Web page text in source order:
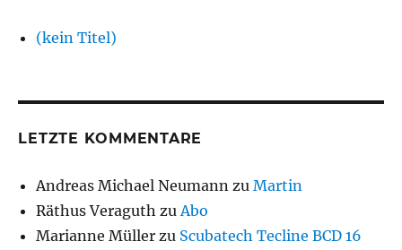
(kein Titel)
LETZTE KOMMENTARE
Andreas Michael Neumann zuMartin
Räthus Veraguth zu Abo
Marianne Müller zu Scubatech Tecline BCD 16